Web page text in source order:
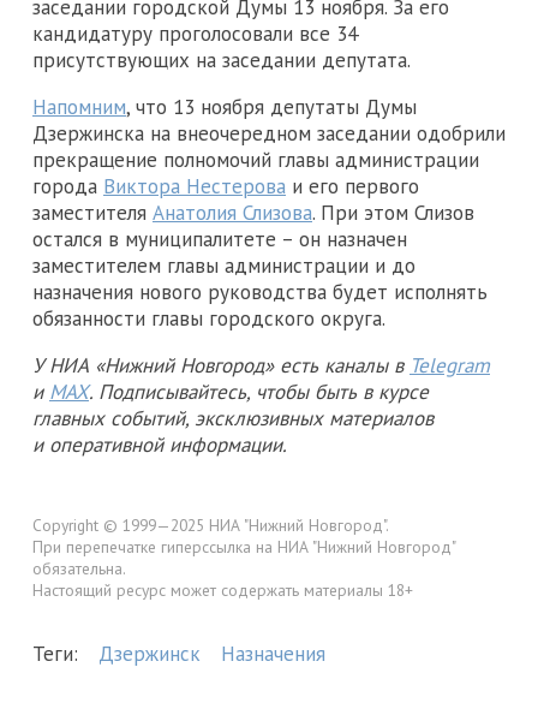
заседании городской Думы 13 ноября. За его
кандидатуру проголосовали все 34
присутствующих на заседании депутата.
Напомним, что 13 ноября депутаты Думы
Дзержинска на внеочередном заседании одобрили
прекращение полномочий главы администрации
города Виктора Нестерова и его первого
заместителя Анатолия Слизова. При этом Слизов
остался в муниципалитете – он назначен
заместителем главы администрации и до
назначения нового руководства будет исполнять
обязанности главы городского округа.
У НИА «Нижний Новгород» есть каналы в Telegram
и MAX. Подписывайтесь, чтобы быть в курсе
главных событий, эксклюзивных материалов
и оперативной информации.
Copyright © 1999—2025 НИА "Нижний Новгород".
При перепечатке гиперссылка на НИА "Нижний Новгород"
обязательна.
Настоящий ресурс может содержать материалы 18+
Теги: Дзержинск Назначения